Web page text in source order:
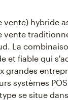
vente) hybride
vente
La
et fiable qui
grandes
systèmes
se situe